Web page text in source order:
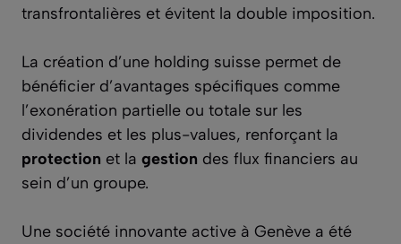
transfrontalières et évitent la double imposition.
La création d’une holding suisse permet de
bénéficier d’avantages spécifiques comme
l’exonération partielle ou totale sur les
dividendes et les plus-values, renforçant la
protection et la gestion des flux financiers au
sein d’un groupe.
Une société innovante active à Genève a été